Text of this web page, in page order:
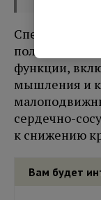
Специалист
полноценного
функции,
мышления и
сердечно-
к снижению
Вам будет